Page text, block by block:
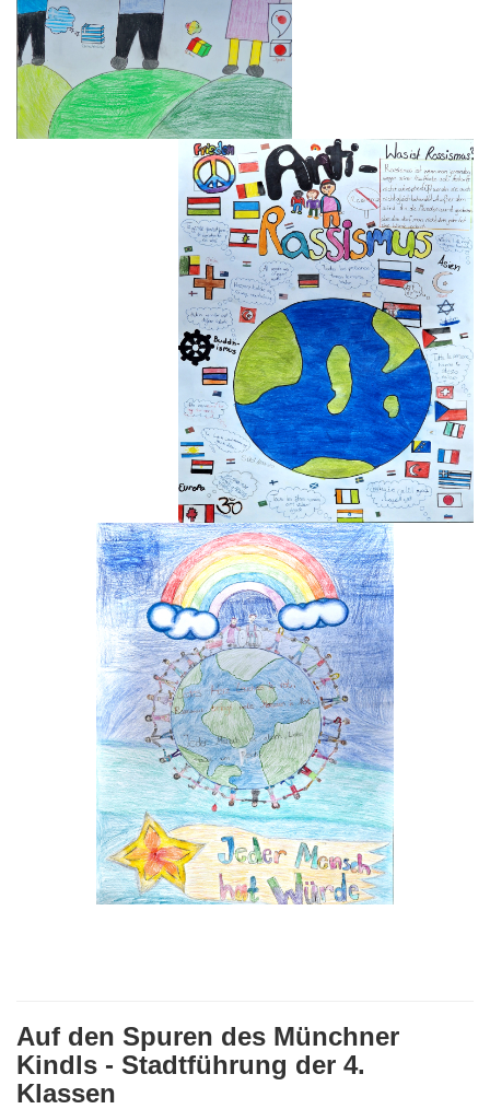
Auf den Spuren des Münchner
Kindls - Stadtführung der 4.
Klassen